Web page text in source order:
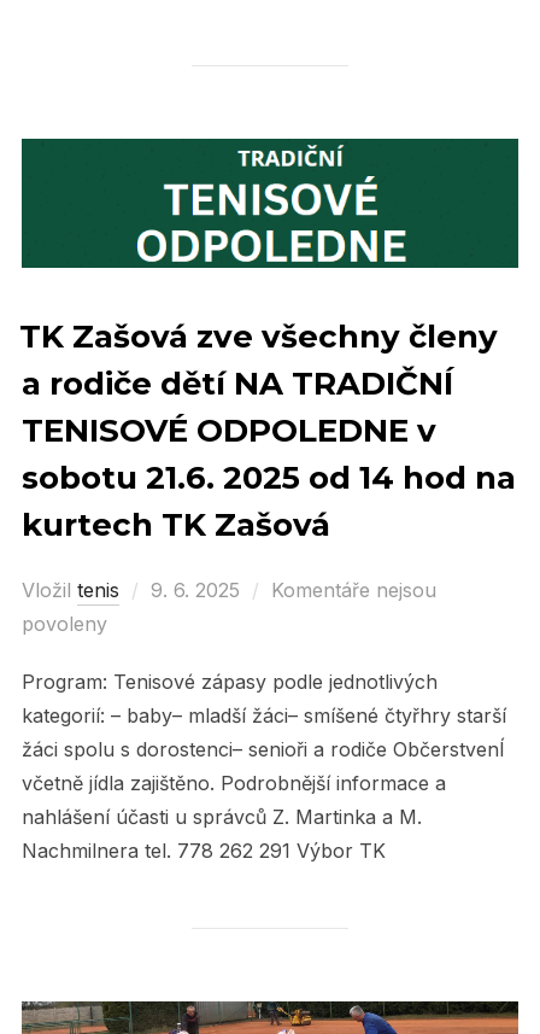
TK Zašová zve všechny členy
a rodiče dětí NA TRADIČNÍ
TENISOVÉ ODPOLEDNE v
sobotu 21.6. 2025 od 14 hod na
kurtech TK Zašová
Vložil tenis
Posted
9. 6. 2025
Komentáře nejsou
povoleny
Program: Tenisové zápasy podle jednotlivých
kategorií: – baby– mladší žáci– smíšené čtyřhry starší
žáci spolu s dorostenci– senioři a rodiče ObčerstvenÍ
včetně jídla zajištěno. Podrobnější informace a
nahlášení účasti u správců Z. Martinka a M.
Nachmilnera tel. 778 262 291 Výbor TK